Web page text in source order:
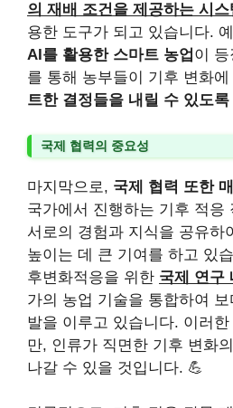
의 재배 조건을 제공하는 시스
용한 도구가 되고 있습니다.
AI를 활용한 스마트 농업 이 등
를 통해 농부들이 기후 변화에
트한 결정들을 내릴 수 있도
국제 협력의 중요성
마지막으로, 국제 협력 또한
국가에서 진행하는 기후 적응
서로의 경험과 지식을 공유하
높이는 데 큰 기여를 하고 있
후변화적응을 위한 국제 연구
가의 농업 기술을 통합하여
발을 이루고 있습니다. 이러
만, 인류가 직면한 기후 변화
나갈 수 있을 것입니다. 💪